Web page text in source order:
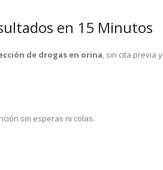
en 15 Minutos
de drogas en orina, sin cita previa y
sin esperas ni colas.